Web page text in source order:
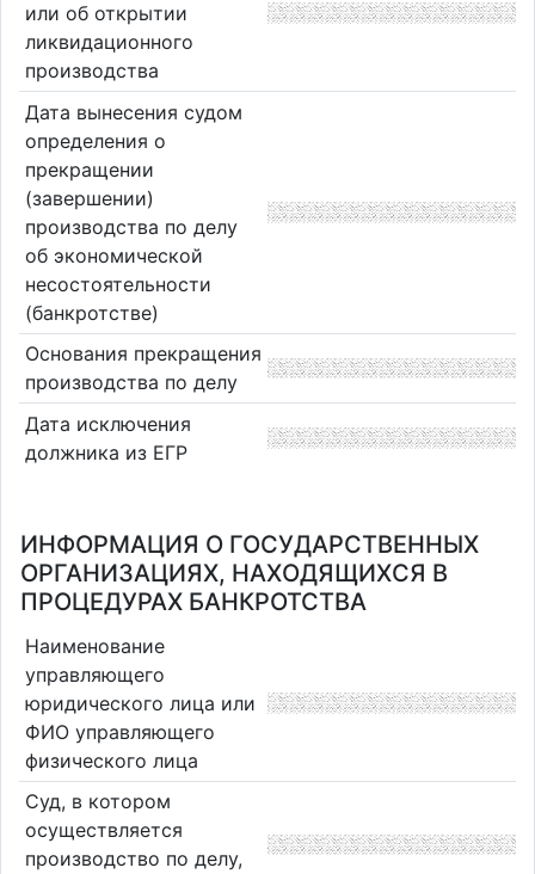
или об открытии
ликвидационного
производства
Дата вынесения судом
определения о
прекращении
(завершении)
производства по делу
об экономической
несостоятельности
(банкротстве)
Основания прекращения
производства по делу
Дата исключения
должника из ЕГР
ИНФОРМАЦИЯ О ГОСУДАРСТВЕННЫХ
ОРГАНИЗАЦИЯХ, НАХОДЯЩИХСЯ В
ПРОЦЕДУРАХ БАНКРОТСТВА
Наименование
управляющего
юридического лица или
ФИО управляющего
физического лица
Суд, в котором
осуществляется
производство по делу,